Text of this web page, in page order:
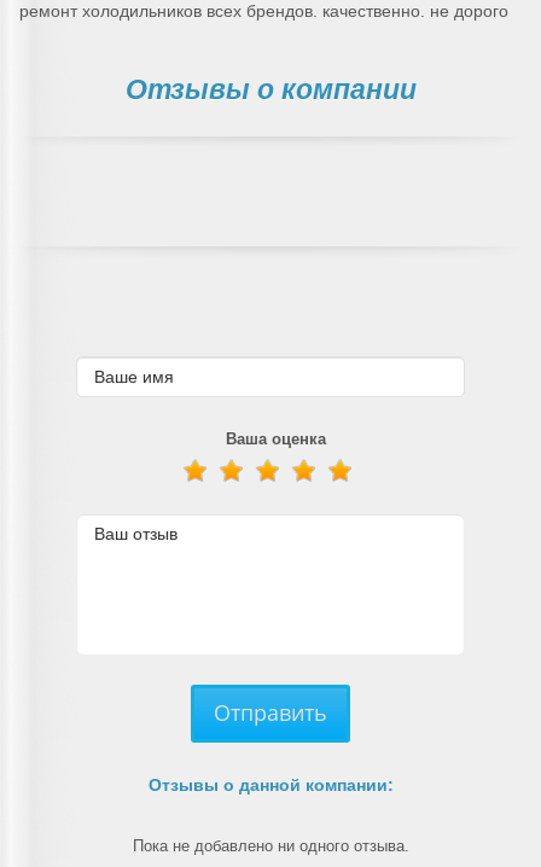
ремонт холодильников всех брендов. качественно. не дорого
Отзывы о компании
Ваша оценка
Отправить
Отзывы о данной компании:
Пока не добавлено ни одного отзыва.